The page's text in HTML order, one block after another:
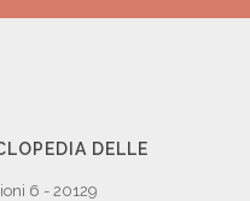
DELLE
6 - 20129